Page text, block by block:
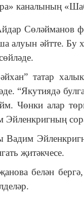
каналының
Сөләйманов
алуын әйтте.
татар
“Якутиядә
Чөнки алар
Вадим
җитәкчесе.
белән